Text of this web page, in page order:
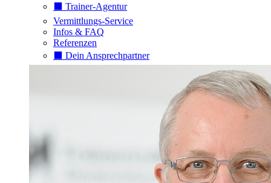
⬛️ Trainer-Agentur
Vermittlungs-Service
Infos & FAQ
Referenzen
⬛️ Dein Ansprechpartner